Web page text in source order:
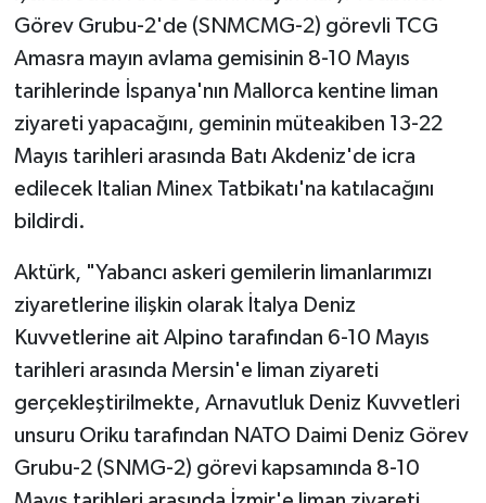
Görev Grubu-2'de (SNMCMG-2) görevli TCG
Amasra mayın avlama gemisinin 8-10 Mayıs
tarihlerinde İspanya'nın Mallorca kentine liman
ziyareti yapacağını, geminin müteakiben 13-22
Mayıs tarihleri arasında Batı Akdeniz'de icra
edilecek Italian Minex Tatbikatı'na katılacağını
bildirdi.
Aktürk, "Yabancı askeri gemilerin limanlarımızı
ziyaretlerine ilişkin olarak İtalya Deniz
Kuvvetlerine ait Alpino tarafından 6-10 Mayıs
tarihleri arasında Mersin'e liman ziyareti
gerçekleştirilmekte, Arnavutluk Deniz Kuvvetleri
unsuru Oriku tarafından NATO Daimi Deniz Görev
Grubu-2 (SNMG-2) görevi kapsamında 8-10